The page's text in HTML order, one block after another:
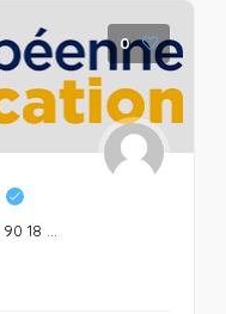
0
18 ...